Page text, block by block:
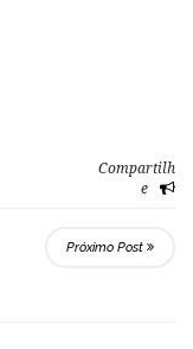
Compartilh
e
Próximo Post